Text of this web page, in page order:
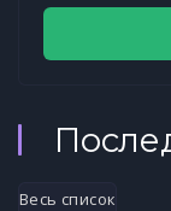
Весь список